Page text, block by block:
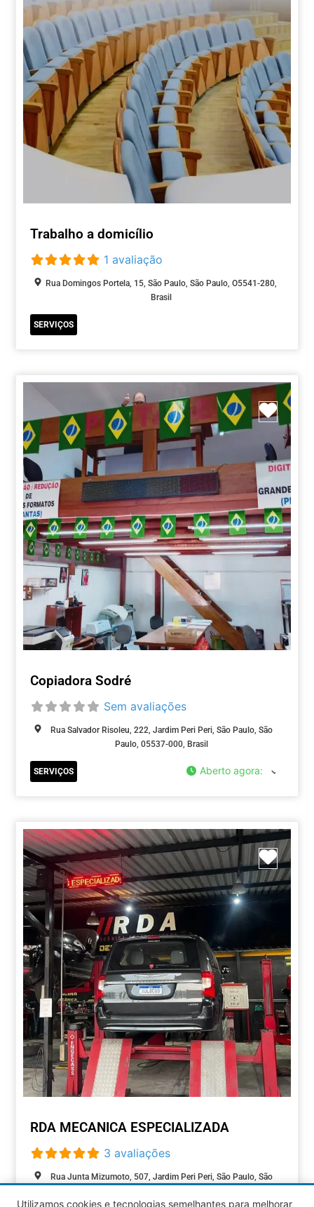
Trabalho a domicílio
1 avaliação
Rua Domingos Portela, 15, São Paulo, São Paulo, O5541-280,
Brasil
SERVIÇOS
Copiadora Sodré
Sem avaliações
Rua Salvador Risoleu, 222, Jardim Peri Peri, São Paulo, São
Paulo, 05537-000, Brasil
SERVIÇOS Aberto agora:
RDA MECANICA ESPECIALIZADA
3 avaliações
Rua Junta Mizumoto, 507, Jardim Peri Peri, São Paulo, São
Utilizamos cookies e tecnologias semelhantes para melhorar